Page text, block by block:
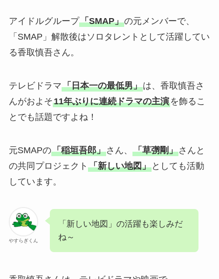
アイドルグループ「SMAP」の元メンバーで、
「SMAP」解散後はソロタレントとして活躍してい
る香取慎吾さん。
テレビドラマ「日本一の最低男」は、香取慎吾さ
んがおよそ11年ぶりに連続ドラマの主演を飾るこ
とでも話題ですよね！
元SMAPの「稲垣吾郎」さん、 「草彅剛」さんと
の共同プロジェクト 「新しい地図」としても活動
しています。
やすらぎくん
「新しい地図」の活躍も楽しみだ
ね～